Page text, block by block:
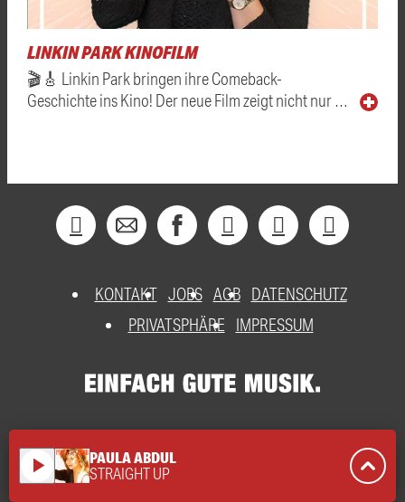
LINKIN PARK KINOFILM
🎬🎸 Linkin Park bringen ihre Comeback-
Geschichte ins Kino! Der neue Film zeigt nicht nur …
KONTAKT JOBS AGB DATENSCHUTZ
PRIVATSPHÄRE
IMPRESSUM
play_arrow PAULA ABDUL
STRAIGHT UP